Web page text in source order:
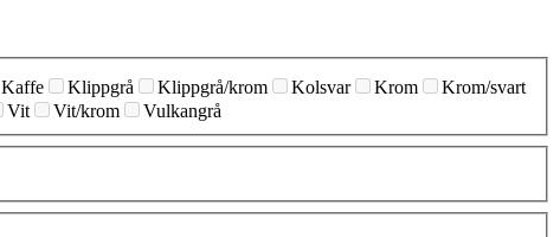
Kaffe Klippgrå Klippgrå/krom Kolsvar Krom
Krom/svart
Vit Vit/krom
Vulkangrå